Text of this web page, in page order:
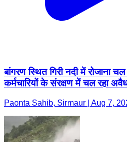
बांगरण स्थित गिरी नदी में रोजाना
कर्मचारियों के संरक्षण में चल रहा
Paonta Sahib, Sirmaur | Aug 7,